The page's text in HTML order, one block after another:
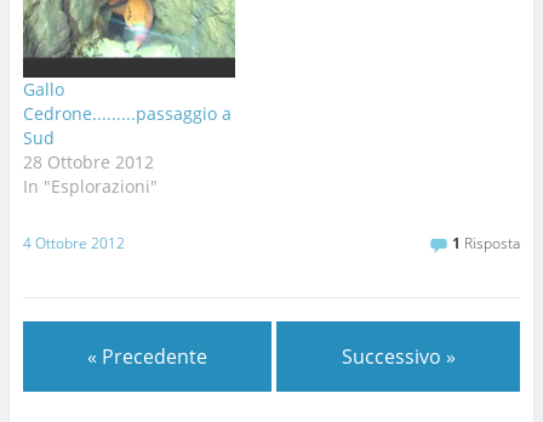
Gallo
Cedrone.........passaggio a
Sud
28 Ottobre 2012
In "Esplorazioni"
4 Ottobre 2012 1 Risposta
« Precedente Successivo »